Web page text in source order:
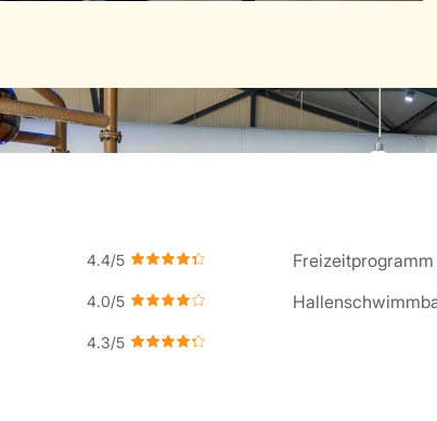
Freizeitprogramm